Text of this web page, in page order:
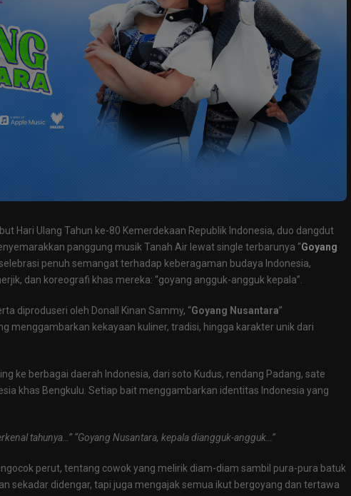
Hari Ulang Tahun ke-80 Kemerdekaan Republik Indonesia, duo dangdut
panggung musik Tanah Air lewat single terbarunya “Goyang
penuh semangat terhadap keberagaman budaya Indonesia,
dan koreografi khas mereka: “goyang angguk-angguk kepala”.
diproduseri oleh Donall Kinan Sammy, “Goyang Nusantara”
menggambarkan kekayaan kuliner, tradisi, hingga karakter unik dari
ke berbagai daerah Indonesia, dari soto Kudus, rendang Padang, sate
khas Bengkulu. Setiap bait menggambarkan identitas Indonesia yang
tahunya…” “Goyang Nusantara, kepala diangguk-angguk…”
perut, tentang cowok yang melirik diam-diam sambil pura-pura batuk
sekadar didengar, tapi juga mengajak semua ikut bergoyang dan tertawa